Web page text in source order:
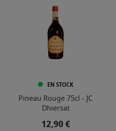
EN STOCK
Pineau Rouge 75cl - JC
Dhiersat
Prix
12,90 €